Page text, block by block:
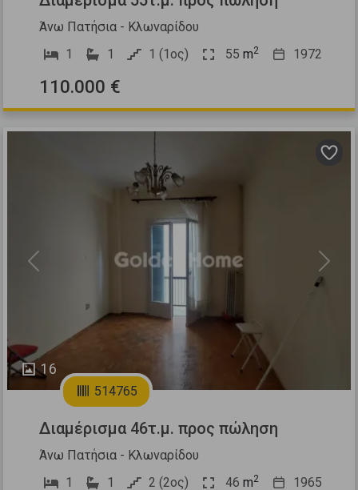
Άνω Πατήσια - Κλωναρίδου
1
1 1 (1ος) 55 m2 1972
110.000 €
16
Previous Next
514765
Διαμέρισμα 46τ.μ. προς πώληση
Άνω Πατήσια - Κλωναρίδου
1
1 2 (2ος) 46 m2 1965